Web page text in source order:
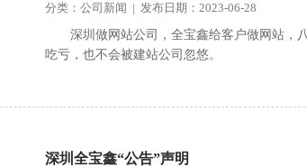
分类：公司新闻 | 发布日期：2023-06-28
深圳做网站公司，全宝鑫给客户做网站，
吃亏，也不会被建站公司忽悠。
深圳全宝鑫“公告”声明